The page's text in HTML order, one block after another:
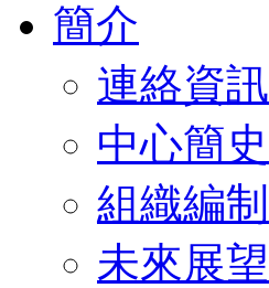
簡介
連絡資訊
中心簡史
組織編制
未來展望